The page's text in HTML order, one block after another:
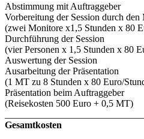
Abstimmung mit
Vorbereitung der Session
(zwei Monitore x1,5 Stunden x 80
Durchführung der
(vier Personen x 1,5 Stunden x 80
Auswertung der
Ausarbeitung der
(1 MT zu 8 Stunden x 80
Präsentation beim
(Reisekosten 500 Euro + 0,5 MT)